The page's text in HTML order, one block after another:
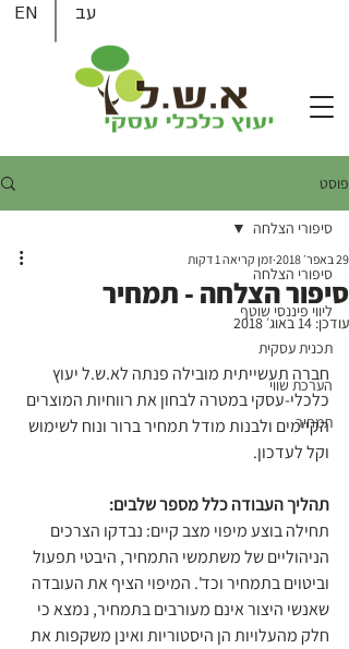
עב EN
פוסט
סיפורי הצלחה
ליווי פיננסי שוטף
תכנית עסקית
הערכת שווי
תמחיר
סיפורי הצלחה
סיפור הצלחה - תמחיר
29 באפר׳ 2018 זמן קריאה 1 דקות
עודכן: 14 באוג׳ 2018
חברה תעשייתית מובילה פנתה לא.ש.ל יעוץ
כלכלי-עסקי במטרה לבחון את רווחיות המוצרים
הקיימים ולבנות מודל תמחיר ברור ונוח לשימוש
וקל לעדכון.
תהליך העבודה כלל מספר שלבים:
תחילה בוצע מיפוי מצב קיים: נבדקו הצרכים
הניהוליים של משתמשי התמחיר, היבטי תפעול
וביטוים בתמחיר וכד'. המיפוי הציף את העובדה
שאנשי היצור אינם מעורבים בתמחיר, נמצא כי
חלק מהעלויות הן היסטוריות ואינן משקפות את